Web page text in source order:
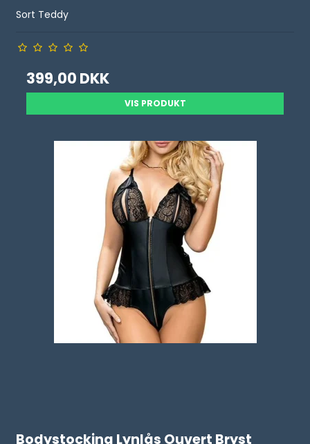
Sort Teddy
399,00 DKK
VIS PRODUKT
Bodystocking Lynlås Ouvert Bryst